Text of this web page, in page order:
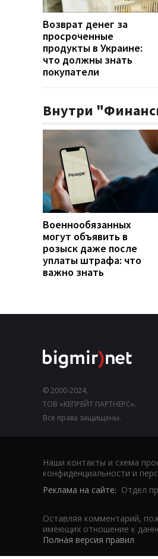
Возврат денег за
просроченные
продукты в Украине:
что должны знать
покупатели
Внутри
Военнообязанных
могут объявить в
розыск даже после
уплаты штрафа: что
важно знать
© 2000-2024,
ТОВ «КЕПРЕЙТ ПАРТНЕРС».
Все права защищены.
Наши контакты и схема
конфиденциальности и
Реклама на сайте: Отдел
Оставляя комментарий,
имеющих отношение к
Полная версия правил